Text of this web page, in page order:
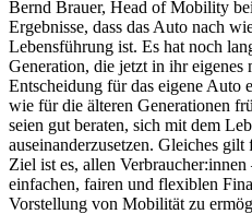
Bernd Brauer, Head of Mobility
Ergebnisse, dass das Auto nach
Lebensführung ist. Es hat noch
Generation, die jetzt in ihr eigenes
Entscheidung für das eigene Auto
wie für die älteren Generationen
seien gut beraten, sich mit dem
auseinanderzusetzen. Gleiches
Ziel ist es, allen
einfachen, fairen und flexiblen
Vorstellung von Mobilität zu